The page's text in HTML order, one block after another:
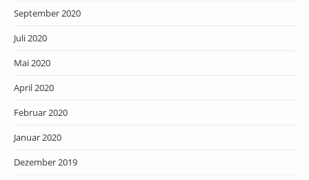
September 2020
Juli 2020
Mai 2020
April 2020
Februar 2020
Januar 2020
Dezember 2019